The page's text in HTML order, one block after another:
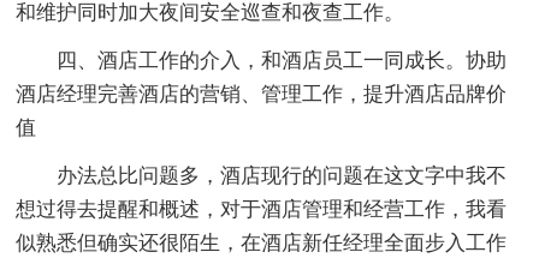
和维护同时加大夜间安全巡查和夜查工作。
四、酒店工作的介入，和酒店员工一同成长。协助
酒店经理完善酒店的营销、管理工作，提升酒店品牌价
值
办法总比问题多，酒店现行的问题在这文字中我不
想过得去提醒和概述，对于酒店管理和经营工作，我看
似熟悉但确实还很陌生，在酒店新任经理全面步入工作